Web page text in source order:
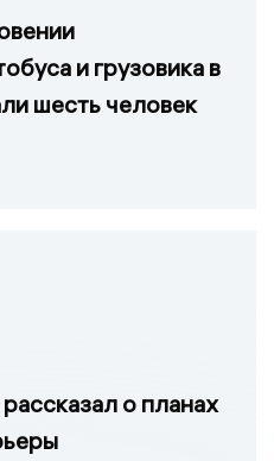
и грузовика в
шесть человек
о планах